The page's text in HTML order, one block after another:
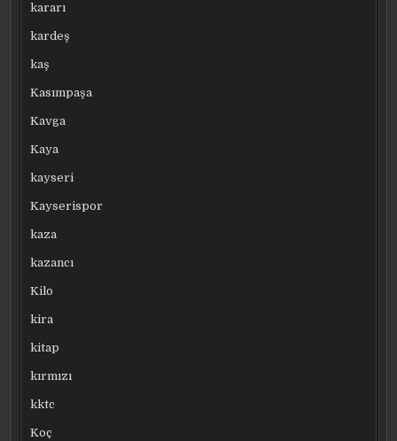
kararı
kardeş
kaş
Kasımpaşa
Kavga
Kaya
kayseri
Kayserispor
kaza
kazancı
Kilo
kira
kitap
kırmızı
kktc
Koç